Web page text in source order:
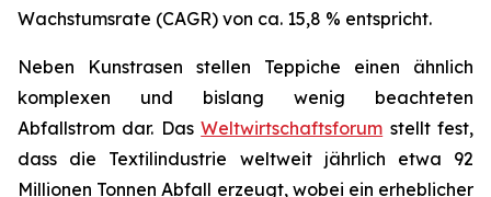
Wachstumsrate (CAGR) von ca. 15,8 % entspricht.
Neben Kunstrasen stellen Teppiche einen ähnlich
komplexen und bislang wenig beachteten
Abfallstrom dar. DasWeltwirtschaftsforum stellt fest,
dass die Textilindustrie weltweit jährlich etwa 92
Millionen Tonnen Abfall erzeugt, wobei ein erheblicher